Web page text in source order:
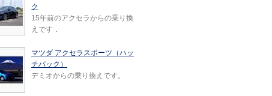
ク
15年前のアクセラからの乗り換
えです．
マツダ アクセラスポーツ（ハッ
チバック）
デミオからの乗り換えです。